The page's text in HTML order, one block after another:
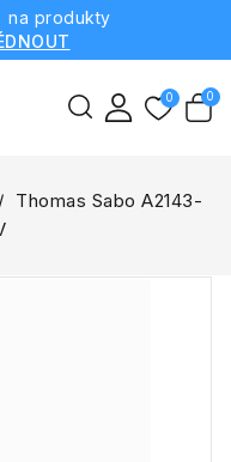
na produkty
Thomas Sabo A2143-